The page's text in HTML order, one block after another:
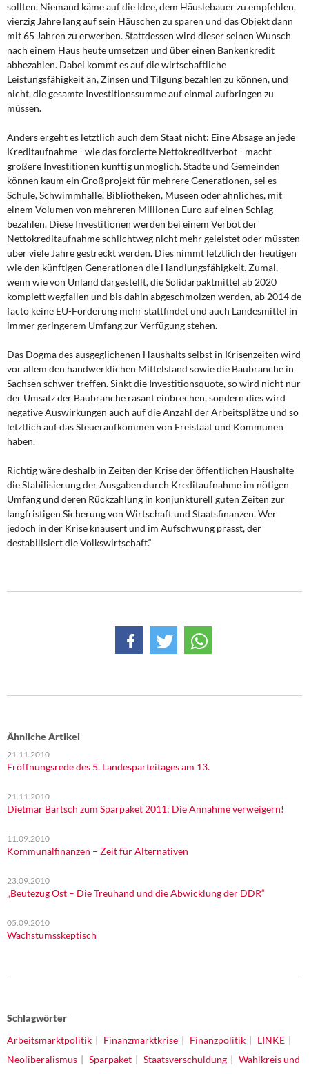
Über mich
Kontakt
sollten. Niemand käme auf die Idee, dem Häuslebauer zu empfehlen,
vierzig Jahre lang auf sein Häuschen zu sparen und das Objekt dann
mit 65 Jahren zu erwerben. Stattdessen wird dieser seinen Wunsch
nach einem Haus heute umsetzen und über einen Bankenkredit
abbezahlen. Dabei kommt es auf die wirtschaftliche
Leistungsfähigkeit an, Zinsen und Tilgung bezahlen zu können, und
nicht, die gesamte Investitionssumme auf einmal aufbringen zu
müssen.
Anders ergeht es letztlich auch dem Staat nicht: Eine Absage an jede
Kreditaufnahme - wie das forcierte Nettokreditverbot - macht
größere Investitionen künftig unmöglich. Städte und Gemeinden
können kaum ein Großprojekt für mehrere Generationen, sei es
Schule, Schwimmhalle, Bibliotheken, Museen oder ähnliches, mit
einem Volumen von mehreren Millionen Euro auf einen Schlag
bezahlen. Diese Investitionen werden bei einem Verbot der
Nettokreditaufnahme schlichtweg nicht mehr geleistet oder müssten
über viele Jahre gestreckt werden. Dies nimmt letztlich der heutigen
wie den künftigen Generationen die Handlungsfähigkeit. Zumal,
wenn wie von Unland dargestellt, die Solidarpaktmittel ab 2020
komplett wegfallen und bis dahin abgeschmolzen werden, ab 2014 de
facto keine EU-Förderung mehr stattfindet und auch Landesmittel in
immer geringerem Umfang zur Verfügung stehen.
Das Dogma des ausgeglichenen Haushalts selbst in Krisenzeiten wird
vor allem den handwerklichen Mittelstand sowie die Baubranche in
Sachsen schwer treffen. Sinkt die Investitionsquote, so wird nicht nur
der Umsatz der Baubranche rasant einbrechen, sondern dies wird
negative Auswirkungen auch auf die Anzahl der Arbeitsplätze und so
letztlich auf das Steueraufkommen von Freistaat und Kommunen
haben.
Richtig wäre deshalb in Zeiten der Krise der öffentlichen Haushalte
die Stabilisierung der Ausgaben durch Kreditaufnahme im nötigen
Umfang und deren Rückzahlung in konjunkturell guten Zeiten zur
langfristigen Sicherung von Wirtschaft und Staatsfinanzen. Wer
jedoch in der Krise knausert und im Aufschwung prasst, der
destabilisiert die Volkswirtschaft.“
Ähnliche Artikel
21.11.2010
Eröffnungsrede des 5. Landesparteitages am 13.
21.11.2010
Dietmar Bartsch zum Sparpaket 2011: Die Annahme verweigern!
11.09.2010
Kommunalfinanzen – Zeit für Alternativen
23.09.2010
„Beutezug Ost – Die Treuhand und die Abwicklung der DDR“
05.09.2010
Wachstumsskeptisch
Schlagwörter
Arbeitsmarktpolitik
Finanzmarktkrise Finanzpolitik
LINKE
Neoliberalismus
Sparpaket Staatsverschuldung
Wahlkreis und